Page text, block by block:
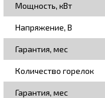
Мощность, кВт
Напряжение, В
Гарантия, мес
Количество горелок
Гарантия, мес